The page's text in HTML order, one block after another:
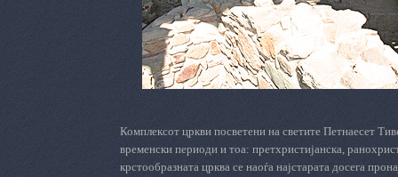
Комплексот цркви посветени на светите Петнаесет
временски периоди и тоа: претхристијанска,
крстообразната црква се наоѓа најстарата досега